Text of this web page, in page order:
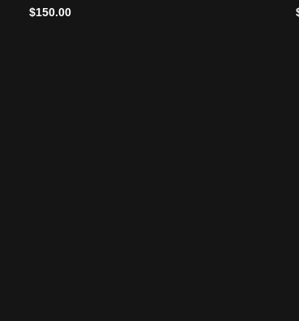
$150.00